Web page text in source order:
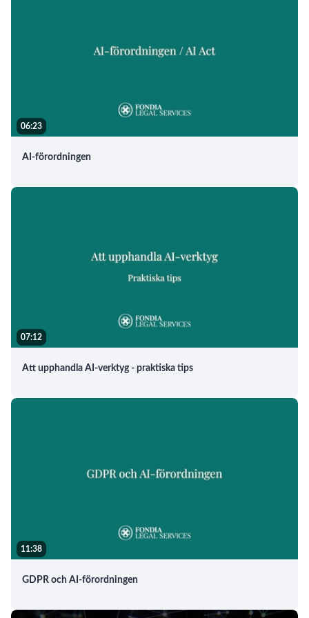
06:23
AI-förordningen
07:12
Att upphandla AI-verktyg - praktiska tips
11:38
GDPR och AI-förordningen